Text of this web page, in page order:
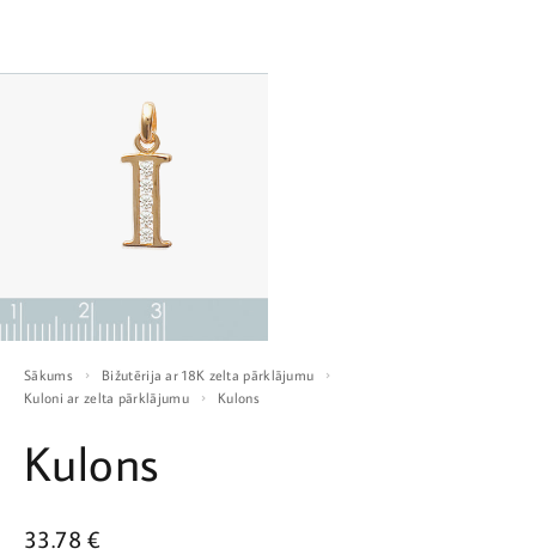
Sākums
Bižutērija ar 18K zelta pārklājumu
Kuloni ar zelta pārklājumu
Kulons
Kulons
33.78€